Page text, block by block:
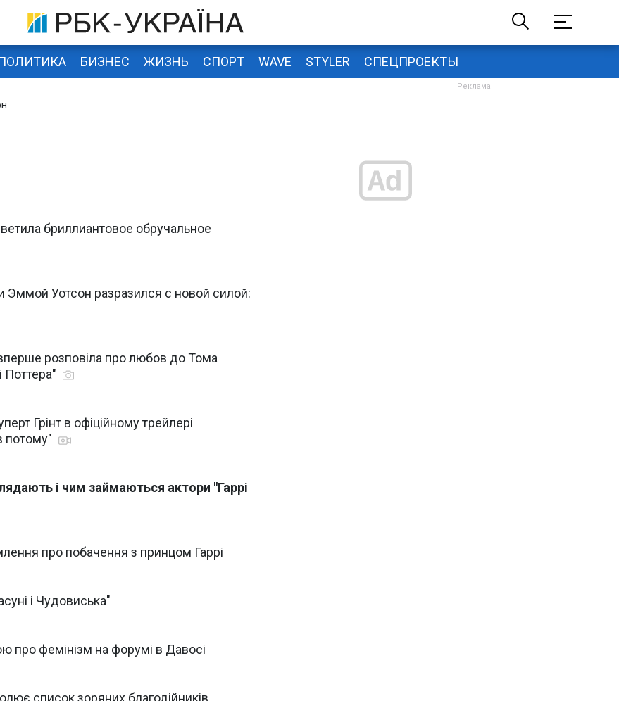
БИЗНЕС ЖИЗНЬ СПОРТ WAVE STYLER СПЕЦПРОЕКТЫ
бриллиантовое обручальное
Уотсон разразился с новой силой:
розповіла про любов до Тома
Поттера"
Грінт в офіційному трейлері
потому"
і чим займаються актори "Гаррі
про побачення з принцом Гаррі
і Чудовиська"
про фемінізм на форумі в Давосі
список зоряних благодійників